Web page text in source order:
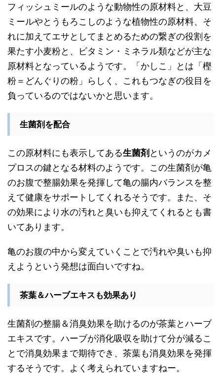
フィッシュミールのような動物性の原材料と、大豆
ミールやとうもろこしのような植物性の原材料、そ
れに加えてエサとしてまとめるための繋ぎの役割を
果たす小麦粉と、ビタミン・ミネラル類などが主な
原材料となっているようです。「かしこ」とは「樫
粉＝どんぐりの粉」らしく、これもつなぎの役目を
負っているのではないかと思います。
生菌剤を配合
この原材料にも表示してある生菌剤 というのがカメ
プロスの鍵となる材料のようです。この生菌剤が亀
のお腹で整腸効果を発揮して亀の腸内バランスを整
えて健康をサポートしてくれるそうです。また、そ
の効果により水の汚れと臭いも抑えてくれるとも書
いてあります。
亀のお腹の中から変えていくことで汚れや臭いも抑
えようという発想は面白いですね。
茶葉＆ハーブエキスも効果あり
生菌剤の整腸＆消臭効果を助けるのが茶葉とハーブ
エキスです。ハーブが消化吸収を助けて分が減るこ
とで消臭効果まで期待でき、茶葉も消臭効果を発揮
するそうです。よく考えられていますねー。